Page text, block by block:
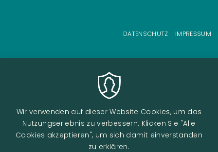
DATENSCHUTZ IMPRESSUM
Wir verwenden auf dieser Website Cookies, um das
Nutzungserlebnis zu verbessern. Klicken Sie "Alle
Cookies akzeptieren", um sich damit einverstanden
zu erklären.